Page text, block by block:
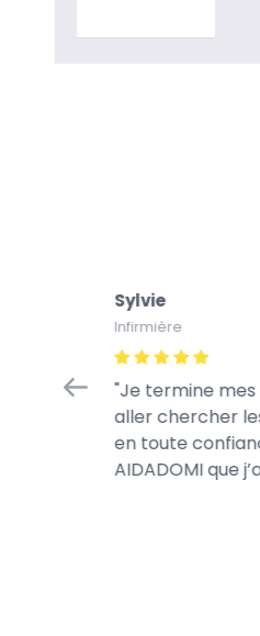
Sylvie
Infirmière
Je termine
aller chercher
en toute
AIDADOMI que